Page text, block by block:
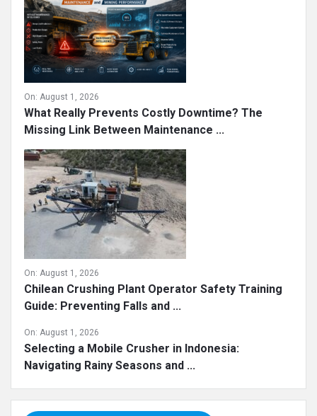
On: August 1, 2026
What Really Prevents Costly Downtime? The
Missing Link Between Maintenance ...
On: August 1, 2026
Chilean Crushing Plant Operator Safety Training
Guide: Preventing Falls and ...
On: August 1, 2026
Selecting a Mobile Crusher in Indonesia:
Navigating Rainy Seasons and ...